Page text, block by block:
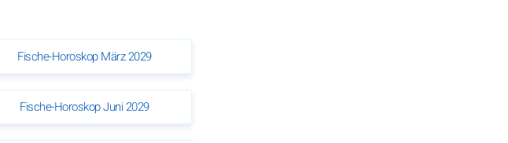
Fische-Horoskop März 2029
Fische-Horoskop Juni 2029